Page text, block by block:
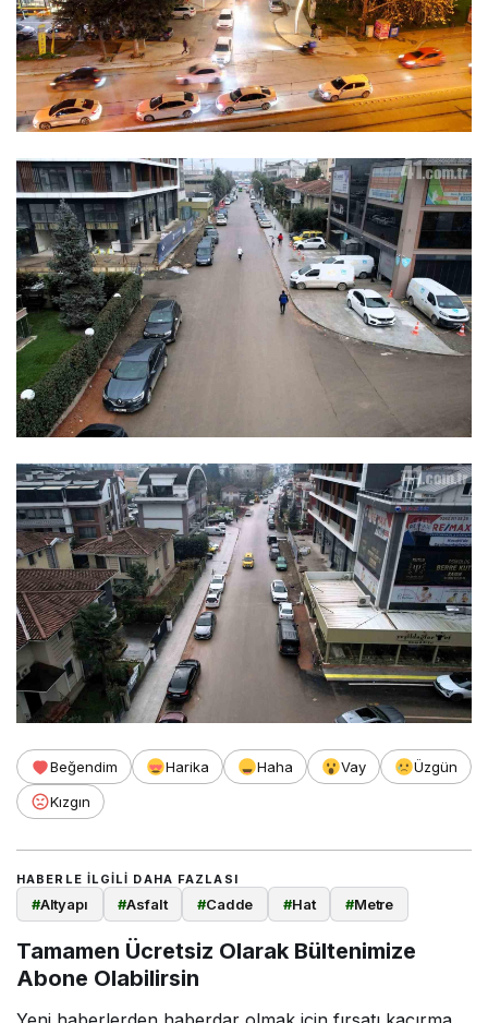
Beğendim Harika Haha Vay
Üzgün
Kızgın
HABERLE ILGILI DAHA FAZLASI
#Altyapı #Asfalt #Cadde #Hat #Metre
Tamamen Ücretsiz Olarak Bültenimize
Abone Olabilirsin